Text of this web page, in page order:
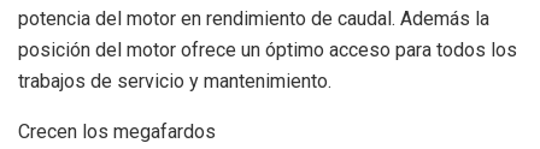
potencia del motor en rendimiento de caudal. Además la
posición del motor ofrece un óptimo acceso para todos los
trabajos de servicio y mantenimiento.
Crecen los megafardos